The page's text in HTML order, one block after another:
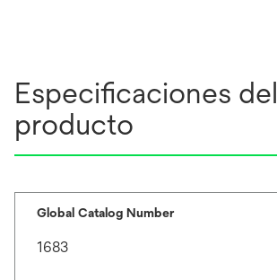
Especificaciones del
producto
Global Catalog Number
1683